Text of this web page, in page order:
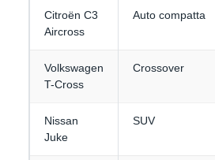
Citroën C3
Aircross
Auto compatta
Volkswagen
T-Cross
Crossover
Nissan
Juke
SUV